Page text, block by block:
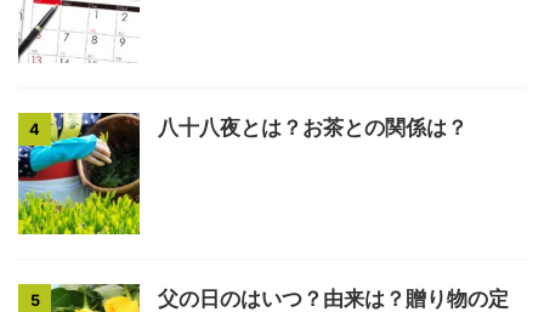
4 八十八夜とは？お茶との関係は？
5
父の日のはいつ？由来は？贈り物の定